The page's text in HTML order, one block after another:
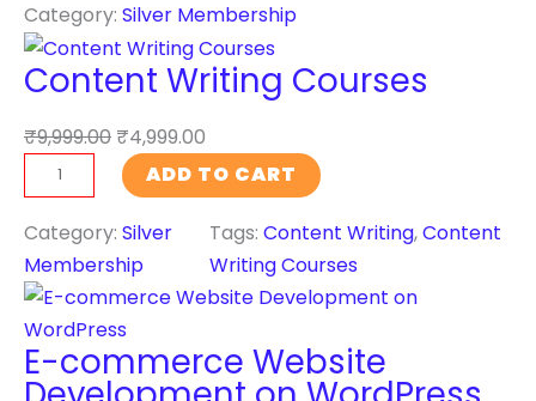
s
i
n
s
e
b
s
t
Category: Silver Membership
Content Writing Courses
₹9,999.00 ₹4,999.00
o
n
t
e
n
t
W
ADD TO CART
Category: Silver
Membership
Tags:Content Writing, Content
Writing Courses
E-commerce Website